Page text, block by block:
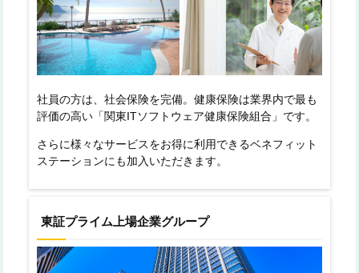
社員の方は、社会保険を完備。健康保険は業界内で最も
評価の高い「関東ITソフトウェア健康保険組合」です。
さらに様々なサービスをお得に利用できるベネフィット
ステーションにも加入いただきます。
東証プライム上場企業グループ